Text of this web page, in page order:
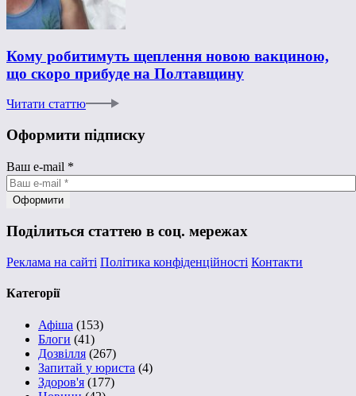
Кому робитимуть щеплення новою вакциною,
що скоро прибуде на Полтавщину
Читати статтю
Оформити підписку
Ваш e-mail *
Поділиться статтею в соц. мережах
Реклама на сайті Політика конфіденційності Контакти
Категорії
Афіша (153)
Блоги (41)
Дозвілля (267)
Запитай у юриста (4)
Здоров'я (177)